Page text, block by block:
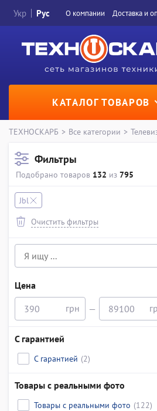
Укр Рус О компании Доставка и
КАТАЛОГ ТОВАРОВ
ТЕХНОСКАРБ > Все категории >
Фильтры
Подобрано товаров 132 из 795
Jbl
Очистить фильтры
Цена
—
С гарантией
С гарантией (2)
Товары с реальными фото
Товары с реальными фото (122)